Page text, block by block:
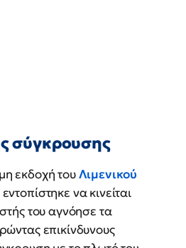
σύγκρουσης
εκδοχή τουΛιμενικού
να κινείται
του αγνόησε τα
επικίνδυνους